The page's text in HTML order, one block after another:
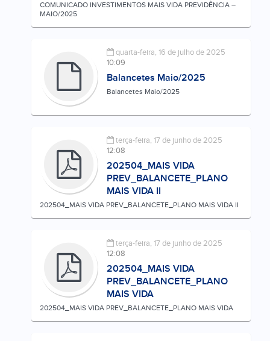
COMUNICADO INVESTIMENTOS MAIS VIDA PREVIDÊNCIA –
MAIO/2025
quarta-feira, 16 de julho de 2025
10:09
Balancetes Maio/2025
Balancetes Maio/2025
terça-feira, 17 de junho de 2025
12:08
202504_MAIS VIDA
PREV_BALANCETE_PLANO
MAIS VIDA II
202504_MAIS VIDA PREV_BALANCETE_PLANO MAIS VIDA II
terça-feira, 17 de junho de 2025
12:08
202504_MAIS VIDA
PREV_BALANCETE_PLANO
MAIS VIDA
202504_MAIS VIDA PREV_BALANCETE_PLANO MAIS VIDA